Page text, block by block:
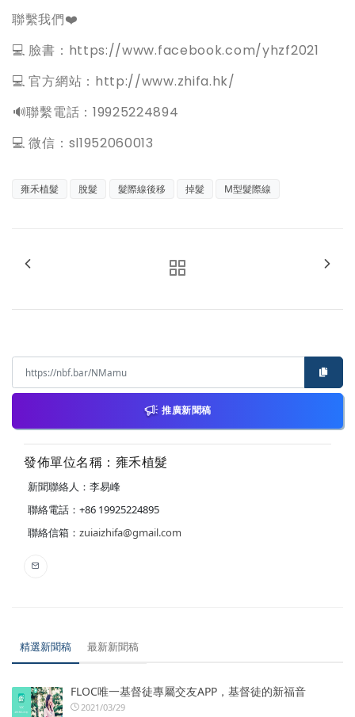
聯繫我們❤️
💻 臉書：https://www.facebook.com/yhzf2021
💻 官方網站：http://www.zhifa.hk/
️🔊聯繫電話：19925224894
💻 微信：sl1952060013
雍禾植髮 脫髮 髮際線後移 掉髮 M型髮際線
推廣新聞稿
發佈單位名稱：雍禾植髮
新聞聯絡人：李易峰
聯絡電話：+86 19925224895
聯絡信箱： zuiaizhifa@gmail.com
精選新聞稿 最新新聞稿
FLOC唯一基督徒專屬交友APP，基督徒的新福音
2021/03/29